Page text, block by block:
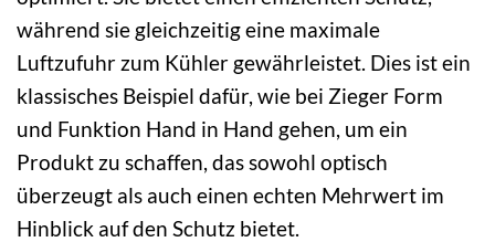
während sie gleichzeitig eine maximale
Luftzufuhr zum Kühler gewährleistet. Dies ist ein
klassisches Beispiel dafür, wie bei Zieger Form
und Funktion Hand in Hand gehen, um ein
Produkt zu schaffen, das sowohl optisch
überzeugt als auch einen echten Mehrwert im
Hinblick auf den Schutz bietet.